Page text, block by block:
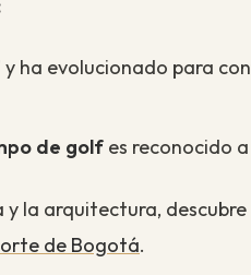
y ha evolucionado para
de golfes reconocido
la arquitectura,
de Bogotá.